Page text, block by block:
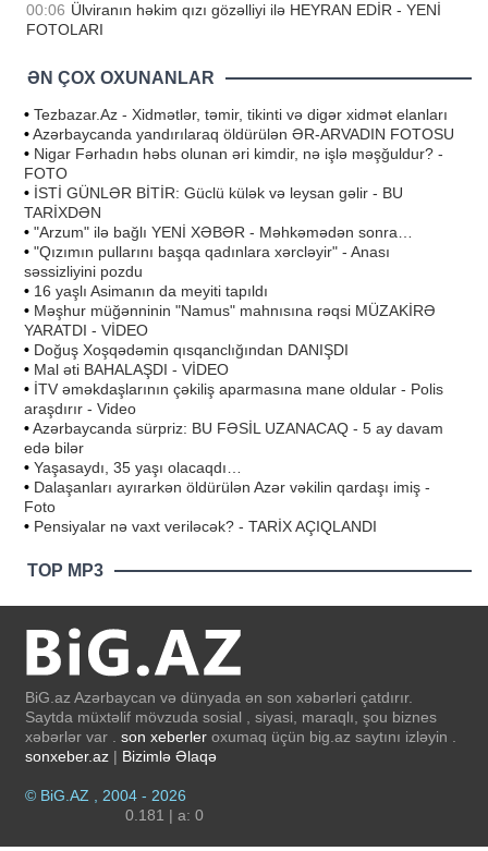
00:06 Ülviranın həkim qızı gözəlliyi ilə HEYRAN EDİR - YENİ
FOTOLARI
ƏN ÇOX OXUNANLAR
• Tezbazar.Az - Xidmətlər, təmir, tikinti və digər xidmət elanları
•Azərbaycanda yandırılaraq öldürülən ƏR-ARVADIN FOTOSU
• Nigar Fərhadın həbs olunan əri kimdir, nə işlə məşğuldur? -
FOTO
• İSTİ GÜNLƏR BİTİR: Güclü külək və leysan gəlir - BU
TARİXDƏN
• "Arzum" ilə bağlı YENİ XƏBƏR - Məhkəmədən sonra…
• "Qızımın pullarını başqa qadınlara xərcləyir" - Anası
səssizliyini pozdu
• 16 yaşlı Asimanın da meyiti tapıldı
• Məşhur müğənninin "Namus" mahnısına rəqsi MÜZAKİRƏ
YARATDI - VİDEO
• Doğuş Xoşqədəmin qısqanclığından DANIŞDI
• Mal əti BAHALAŞDI - VİDEO
• İTV əməkdaşlarının çəkiliş aparmasına mane oldular - Polis
araşdırır - Video
•Azərbaycanda sürpriz: BU FƏSİL UZANACAQ - 5 ay davam
edə bilər
• Yaşasaydı, 35 yaşı olacaqdı…
• Dalaşanları ayırarkən öldürülən Azər vəkilin qardaşı imiş -
Foto
• Pensiyalar nə vaxt veriləcək? - TARİX AÇIQLANDI
TOP MP3
BiG.az Azərbaycan və dünyada ən son xəbərləri çatdırır.
Saytda müxtəlif mövzuda sosial , siyasi, maraqlı, şou biznes
xəbərlər var . son xeberler oxumaq üçün big.az saytını izləyin .
sonxeber.az | Bizimlə Əlaqə
© BiG.AZ , 2004 - 2026
0.181 | a: 0